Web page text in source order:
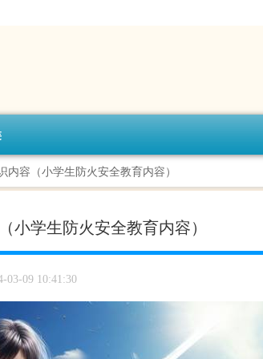
内容（小学生防火安全教育内容）
小学生防火安全教育内容）
03-09 10:41:30